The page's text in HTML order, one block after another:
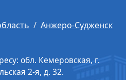
Анжеро-Судженск
обл. Кемеровская, г.
2-я, д. 32.